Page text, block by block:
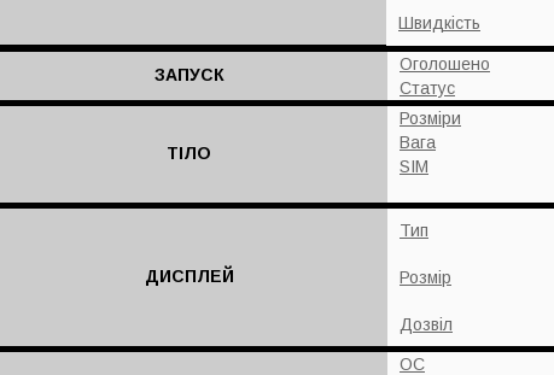
Швидкість
ЗАПУСК
Оголошено
Статус
ТІЛО
Розміри
Вага
SIM
ДИСПЛЕЙ
Тип
Розмір
Дозвіл
ОС